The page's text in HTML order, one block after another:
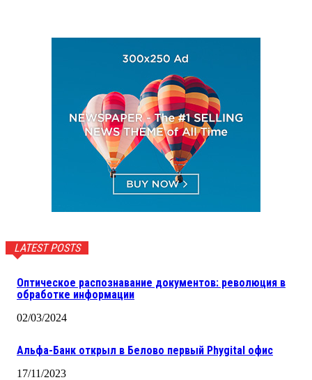
LATEST POSTS
Оптическое распознавание документов: революция в
обработке информации
02/03/2024
Альфа-Банк открыл в Белово первый Phygital офис
17/11/2023